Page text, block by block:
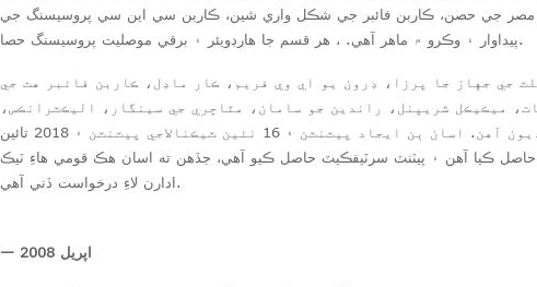
مصر جي حصن، ڪاربن فائبر جي شڪل واري شين، ڪاربن سي اين سي پروسيسنگ جي
پيداوار ۽ وڪرو ۾ ماهر آهي. ، هر قسم جا هارڊويئر ۽ برقي موصليت پروسيسنگ حصا.
جي جهاز جا پرزا، ڊرون يو اي وي فريم، ڪار ماڊل، ڪاربن فائبر هٿ جي
ميڪيڪل شريپنل، راندين جو سامان، مٿاڇري جي سينگار، اليڪٽرانڪس،
مشينري ۽ برقي هارڊويئر ۽ ٻين برقي صنعتن ۾ استعمال ٿينديون آهن. اسان ٻن ايجاد پيٽنٽن ۽ 16 نئين ٽيڪنالاجي پيٽنٽن ۽ 2018 تائين
ظاهر ٿيڻ لاءِ درخواست ڏني. اسان اڳ ۾ ئي 20 پيٽنٽ حاصل ڪيا آهن ۽ پيٽنٽ سرٽيفڪيٽ حاصل ڪيو آهي، جڏهن ته اسان هڪ قومي هاءِ ٽيڪ
ادارن لاءِ درخواست ڏني آهي.
— اپريل 2008